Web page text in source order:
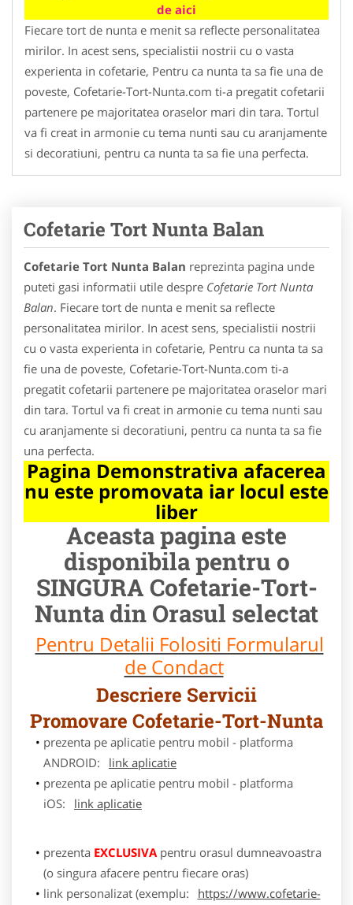
de aici
Fiecare tort de nunta e menit sa reflecte personalitatea
mirilor. In acest sens, specialistii nostrii cu o vasta
experienta in cofetarie, Pentru ca nunta ta sa fie una de
poveste, Cofetarie-Tort-Nunta.com ti-a pregatit cofetarii
partenere pe majoritatea oraselor mari din tara. Tortul
va fi creat in armonie cu tema nunti sau cu aranjamente
si decoratiuni, pentru ca nunta ta sa fie una perfecta.
Cofetarie Tort Nunta Balan
Cofetarie Tort Nunta Balan reprezinta pagina unde
puteti gasi informatii utile despre Cofetarie Tort Nunta
Balan. Fiecare tort de nunta e menit sa reflecte
personalitatea mirilor. In acest sens, specialistii nostrii
cu o vasta experienta in cofetarie, Pentru ca nunta ta sa
fie una de poveste, Cofetarie-Tort-Nunta.com ti-a
pregatit cofetarii partenere pe majoritatea oraselor mari
din tara. Tortul va fi creat in armonie cu tema nunti sau
cu aranjamente si decoratiuni, pentru ca nunta ta sa fie
una perfecta.
Pagina Demonstrativa afacerea
nu este promovata iar locul este
liber
Aceasta pagina este
disponibila pentru o
SINGURA Cofetarie-Tort-
Nunta din Orasul selectat
Pentru Detalii Folositi Formularul
de Condact
Descriere Servicii
Promovare Cofetarie-Tort-Nunta
prezenta pe aplicatie pentru mobil - platforma
ANDROID:
link aplicatie
prezenta pe aplicatie pentru mobil - platforma
iOS:
link aplicatie
prezenta EXCLUSIVApentru orasul dumneavoastra
(o singura afacere pentru fiecare oras)
link personalizat (exemplu:
https://www.cofetarie-